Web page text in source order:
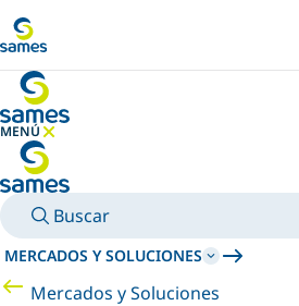
MENÚ
OCULTAR MENÚ
Buscar
MERCADOS Y SOLUCIONES
Mercados y Soluciones